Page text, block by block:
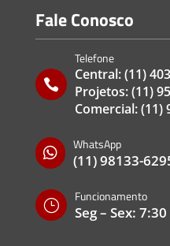
Fale Conosco

Telefone
Central:(11)
Projetos:(11)
Comercial:(11)

WhatsApp
(11) 98133-
}
Funcionamento
Seg – Sex: